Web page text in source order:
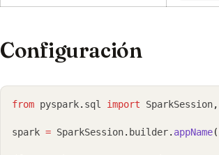
Configuración
from pyspark. sql import SparkSession,
spark = SparkSession. builder. appName(